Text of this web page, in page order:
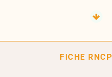
FICHE RNCP